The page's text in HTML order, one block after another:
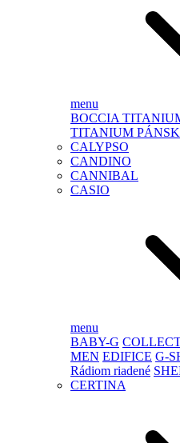
menu
BOCCIA
TITANIUM
CALYPSO
CANDINO
CANNIBAL
CASIO
menu
BABY-G
MEN EDIFICE G-
Rádiom riadené
CERTINA